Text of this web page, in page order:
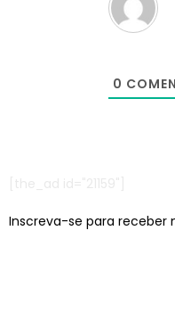
0
Inscreva-se para receber